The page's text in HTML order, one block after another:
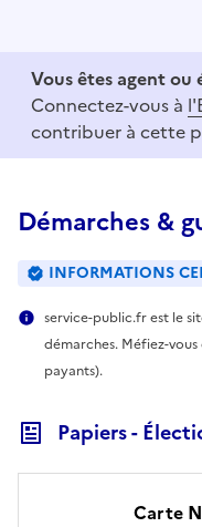
Vous êtes agent
Connectez-vous à
contribuer à cette
Démarches &
INFORMATIONS
service-public.fr est le
démarches. Méfiez-
payants).
Papiers -
Carte